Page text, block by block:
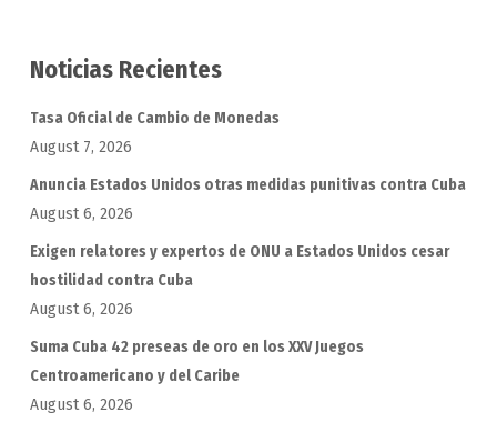
Noticias Recientes
Tasa Oficial de Cambio de Monedas
August 7, 2026
Anuncia Estados Unidos otras medidas punitivas contra Cuba
August 6, 2026
Exigen relatores y expertos de ONU a Estados Unidos cesar
hostilidad contra Cuba
August 6, 2026
Suma Cuba 42 preseas de oro en los XXV Juegos
Centroamericano y del Caribe
August 6, 2026